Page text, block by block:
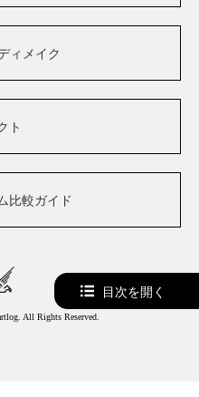
ィメイク
ト
比較ガイド
All Rights Reserved.
目次を開く